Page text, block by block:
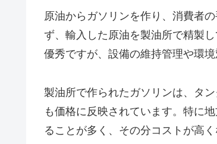
原油からガソリンを作り、消費者
ず、輸入した原油を製油所で精製
優秀ですが、設備の維持管理や環
製油所で作られたガソリンは、タ
も価格に反映されています。特に
ることが多く、その分コストが高く